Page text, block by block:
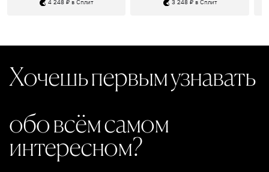
4 248 ₽ в Сплит 3 248 ₽ в Сплит
Хочешь первым узнавать
обо всём самом
интересном?